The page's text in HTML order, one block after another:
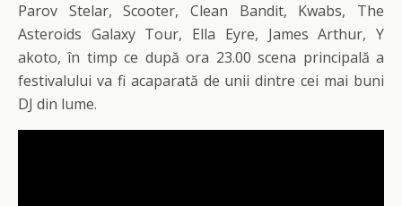
Parov Stelar, Scooter, Clean Bandit, Kwabs, The
Asteroids Galaxy Tour, Ella Eyre, James Arthur, Y
akoto, în timp ce după ora 23.00 scena principală a
festivalului va fi acaparată de unii dintre cei mai buni
DJ din lume.